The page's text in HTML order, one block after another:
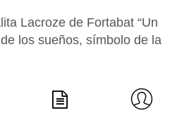
Lacroze de Fortabat “Un
los sueños, símbolo de la